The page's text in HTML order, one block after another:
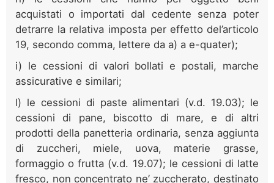
acquistati o importati dal cedente senza poter
detrarre la relativa imposta per effetto del’articolo
19, secondo comma, lettere da a) a e-quater);
i) le cessioni di valori bollati e postali, marche
assicurative e similari;
l) le cessioni di paste alimentari (v.d. 19.03); le
cessioni di pane, biscotto di mare, e di altri
prodotti della panetteria ordinaria, senza aggiunta
di zuccheri, miele, uova, materie grasse,
formaggio o frutta (v.d. 19.07); le cessioni di latte
fresco, non concentrato ne’ zuccherato, destinato